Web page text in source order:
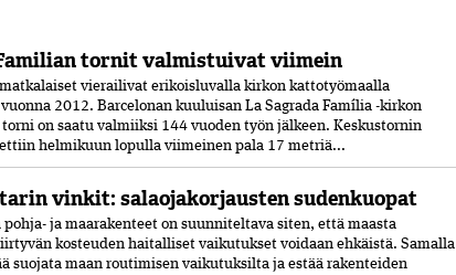
tornit valmistuivat viimein
vierailivat erikoisluvalla kirkon kattotyömaalla
vuonna 2012. Barcelonan kuuluisan La Sagrada Família -kirkon
on saatu valmiiksi­ 144 vuoden työn jälkeen. Keskustornin
helmikuun lopulla viimeinen pala 17 metriä...
vinkit: salaojakorjausten sudenkuopat
pohja- ja maarakenteet on suunniteltava siten, että maasta
kosteuden haitalliset vaikutukset voidaan ehkäistä. Samalla
suojata maan routimisen vaikutuksilta ja estää rakenteiden